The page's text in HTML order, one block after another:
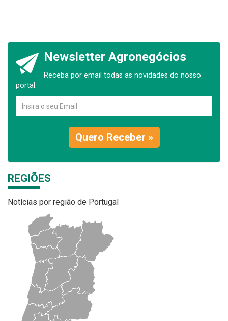
Newsletter Agronegócios
Receba por email todas as novidades do nosso
portal.
Quero Receber »
REGIÕES
Notícias por região de Portugal